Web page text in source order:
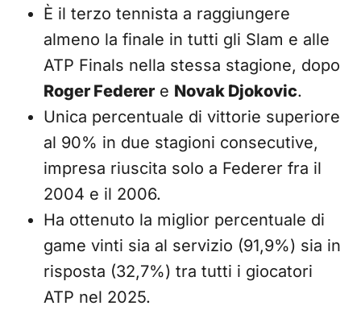
È il terzo tennista a raggiungere
almeno la finale in tutti gli Slam e alle
ATP Finals nella stessa stagione, dopo
Roger Federer e Novak Djokovic.
Unica percentuale di vittorie superiore
al 90% in due stagioni consecutive,
impresa riuscita solo a Federer fra il
2004 e il 2006.
Ha ottenuto la miglior percentuale di
game vinti sia al servizio (91,9%) sia in
risposta (32,7%) tra tutti i giocatori
ATP nel 2025.